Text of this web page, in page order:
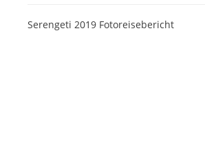
Serengeti 2019 Fotoreisebericht